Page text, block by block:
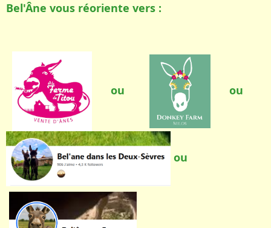
Bel'Âne vous réoriente vers :
ou ou
ou